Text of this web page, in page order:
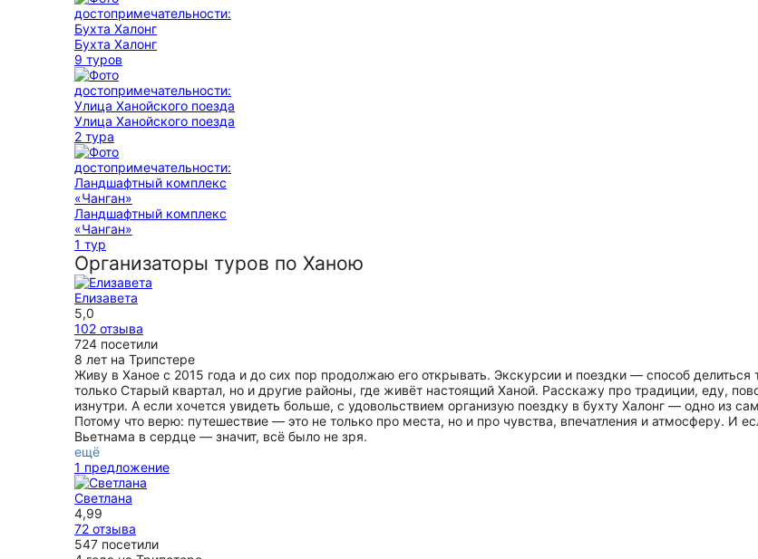
Бухта Халонг
9 туров
Улица Ханойского поезда
2 тура
Ландшафтный комплекс
«Чанган»
1 тур
Организаторы туров по Ханою
Елизавета
5,0
102 отзыва
724 посетили
8 лет на Трипстере
Живу в Ханое с 2015 года и до сих пор продолжаю его открывать. Экскурсии и поездки — способ делиться
только Старый квартал, но и другие районы, где живёт настоящий Ханой. Расскажу про традиции, еду,
изнутри. А если хочется увидеть больше, с удовольствием организую поездку в бухту Халонг — одно из
Потому что верю: путешествие — это не только про места, но и про чувства, впечатления и атмосферу. И
Вьетнама в сердце — значит, всё было не зря.
ещё
1 предложение
Светлана
4,99
72 отзыва
547 посетили